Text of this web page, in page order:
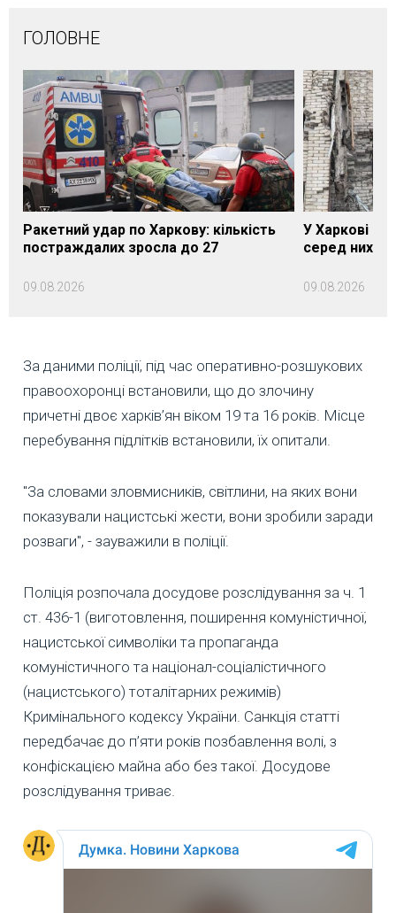
ГОЛОВНЕ
Ракетний удар по Харкову: кількість
постраждалих зросла до 27
09.08.2026
У Харкові
серед них —
09.08.2026
За даними поліції, під час оперативно-розшукових
правоохоронці встановили, що до злочину
причетні двоє харків’ян віком 19 та 16 років. Місце
перебування підлітків встановили, їх опитали.
"За словами зловмисників, світлини, на яких вони
показували нацистські жести, вони зробили заради
розваги", - зауважили в поліції.
Поліція розпочала досудове розслідування за ч. 1
ст. 436-1 (виготовлення, поширення комуністичної,
нацистської символіки та пропаганда
комуністичного та націонал-соціалістичного
(нацистського) тоталітарних режимів)
Кримінального кодексу України. Санкція статті
передбачає до п’яти років позбавлення волі, з
конфіскацією майна або без такої. Досудове
розслідування триває.